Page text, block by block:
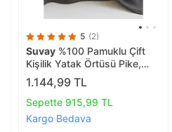
5 (2)
Suvay %100 Pamuklu Çift
Kişilik Yatak Örtüsü Pike,
Petek Desen Mint Yeşili
Renkli Pike Antrasit
1.144,99 TL
Sepette 915,99 TL
Kargo Bedava